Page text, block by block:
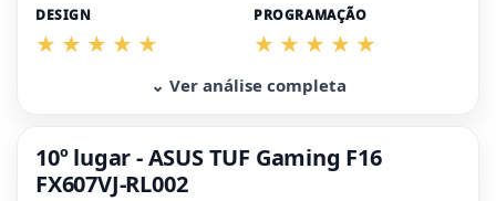
DESIGN PROGRAMAÇÃO
⌄ Ver análise completa
10º lugar - ASUS TUF Gaming F16
FX607VJ-RL002